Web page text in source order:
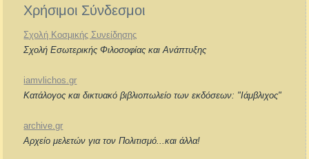
Χρήσιμοι Σύνδεσμοι
Σχολή Κοσμικής Συνείδησης
Σχολή Εσωτερικής Φιλοσοφίας και Ανάπτυξης
iamvlichos.gr
Κατάλογος και δικτυακό βιβλιοπωλείο των εκδόσεων: "Ιάμβλιχος"
archive.gr
Αρχείο μελετών για τον Πολιτισμό...και άλλα!